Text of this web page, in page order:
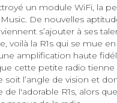
un module WiFi, la
De nouvelles
s’ajouter à ses
voilà la R1s qui se mue
amplification haute
cette petite radio
soit l’angle de vision et
l'adorable R1s, alors